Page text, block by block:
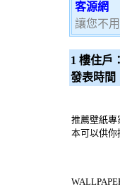
客源網
讓您不
1 樓住戶：
發表時間
推薦壁紙專
本可以供你